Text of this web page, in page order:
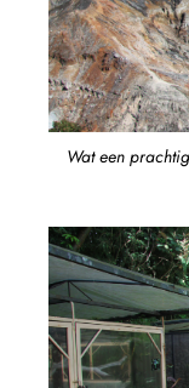
Wat een